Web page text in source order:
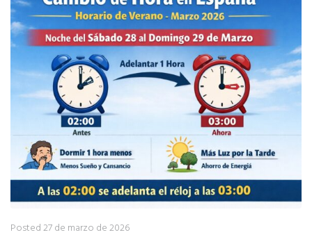
Posted27 de marzo de 2026